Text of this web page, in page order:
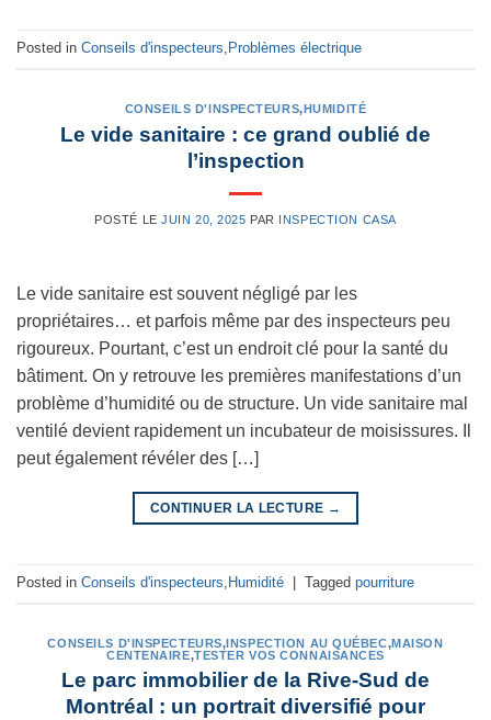
Posted in Conseils d'inspecteurs, Problèmes électrique
CONSEILS D'INSPECTEURS,HUMIDITÉ
Le vide sanitaire : ce grand oublié de
l’inspection
POSTÉ LEJUIN 20, 2025 PAR INSPECTION CASA
Le vide sanitaire est souvent négligé par les
propriétaires… et parfois même par des inspecteurs peu
rigoureux. Pourtant, c’est un endroit clé pour la santé du
bâtiment. On y retrouve les premières manifestations d’un
problème d’humidité ou de structure. Un vide sanitaire mal
ventilé devient rapidement un incubateur de moisissures. Il
peut également révéler des […]
CONTINUER LA LECTURE →
Posted in Conseils d'inspecteurs Humidité Tagged pourriture
CONSEILS D'INSPECTEURS,INSPECTION AU QUÉBEC,MAISON
CENTENAIRE,TESTER VOS CONNAISANCES
Le parc immobilier de la Rive-Sud de
Montréal : un portrait diversifié pour